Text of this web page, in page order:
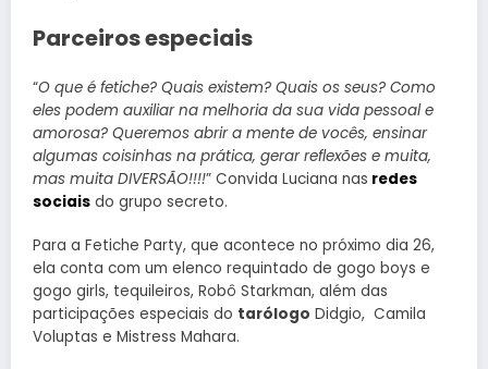
Parceiros especiais
“O que é fetiche? Quais existem? Quais os seus? Como
eles podem auxiliar na melhoria da sua vida pessoal e
amorosa? Queremos abrir a mente de vocês, ensinar
algumas coisinhas na prática, gerar reflexões e muita,
mas muita DIVERSÃO!!!!” Convida Luciana nas redes
sociais do grupo secreto.
Para a Fetiche Party, que acontece no próximo dia 26,
ela conta com um elenco requintado de gogo boys e
gogo girls, tequileiros, Robô Starkman, além das
participações especiais do tarólogo Didgio, Camila
Voluptas e Mistress Mahara.